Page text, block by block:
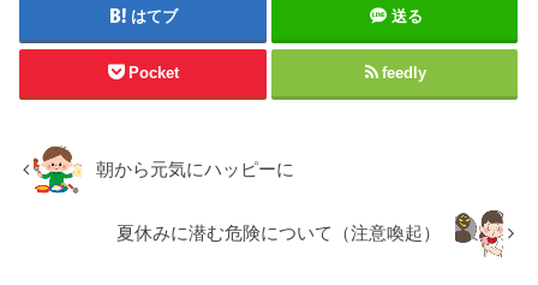
はてブ 送る
Pocket feedly
朝から元気にハッピーに
夏休みに潜む危険について（注意喚起）